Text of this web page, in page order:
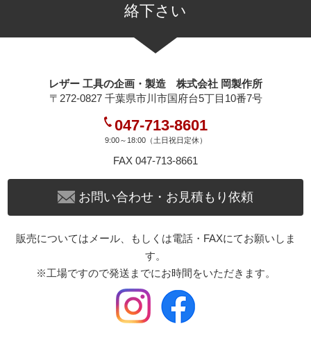
絡下さい
レザー 工具の企画・製造 株式会社 岡製作所
〒272-0827 千葉県市川市国府台5丁目10番7号
047-713-8601
9:00～18:00（土日祝日定休）
FAX 047-713-8661
お問い合わせ・お見積もり依頼
販売についてはメール、もしくは電話・FAXにてお願いしま
す。
※工場ですので発送までにお時間をいただきます。